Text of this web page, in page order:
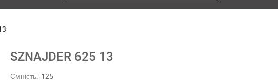
SZNAJDER 625 13
Ємність: 125